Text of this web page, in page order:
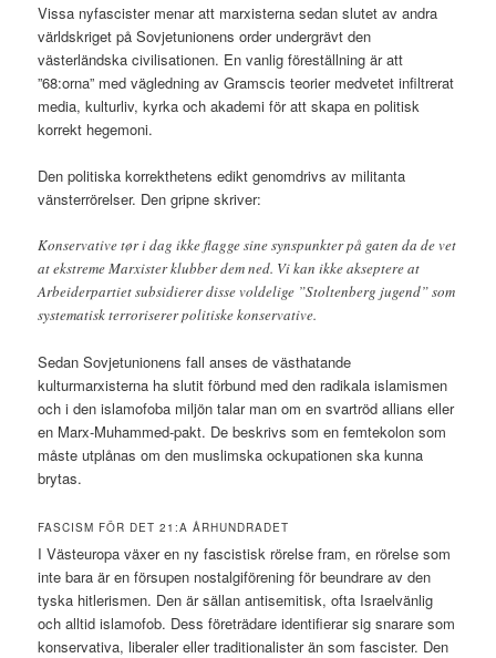
Vissa nyfascister menar att marxisterna sedan slutet av andra
världskriget på Sovjetunionens order undergrävt den
västerländska civilisationen. En vanlig föreställning är att
”68:orna” med vägledning av Gramscis teorier medvetet infiltrerat
media, kulturliv, kyrka och akademi för att skapa en politisk
korrekt hegemoni.
Den politiska korrekthetens edikt genomdrivs av militanta
vänsterrörelser. Den gripne skriver:
Konservative tør i dag ikke flagge sine synspunkter på gaten da de vet
at ekstreme Marxister klubber dem ned. Vi kan ikke akseptere at
Arbeiderpartiet subsidierer disse voldelige ”Stoltenberg jugend” som
systematisk terroriserer politiske konservative.
Sedan Sovjetunionens fall anses de västhatande
kulturmarxisterna ha slutit förbund med den radikala islamismen
och i den islamofoba miljön talar man om en svartröd allians eller
en Marx-Muhammed-pakt. De beskrivs som en femtekolon som
måste utplånas om den muslimska ockupationen ska kunna
brytas.
FASCISM FÖR DET 21:A ÅRHUNDRADET
I Västeuropa växer en ny fascistisk rörelse fram, en rörelse som
inte bara är en försupen nostalgiförening för beundrare av den
tyska hitlerismen. Den är sällan antisemitisk, ofta Israelvänlig
och alltid islamofob. Dess företrädare identifierar sig snarare som
konservativa, liberaler eller traditionalister än som fascister. Den